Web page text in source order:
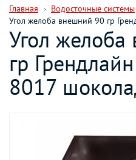
Главная Водосточные системы
Угол желоба внешний 90 гр
Угол
гр
8017